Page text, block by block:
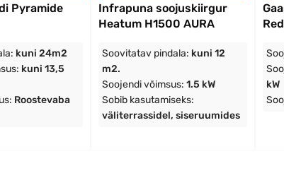
Pyramide
kuni 24m2
kuni 13,5
Roostevaba
Infrapuna soojuskiirgur
Heatum H1500 AURA
Soovitatav pindala: kuni 12
m2.
Soojendi võimsus: 1.5 kW
Sobib kasutamiseks:
väliterrassidel, siseruumides
kW